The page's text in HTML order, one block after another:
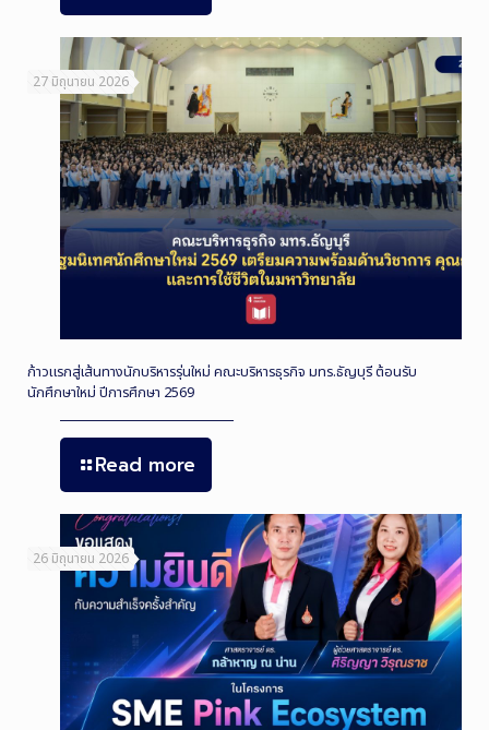
27 มิถุนายน 2026
ก้าวแรกสู่เส้นทางนักบริหารรุ่นใหม่ คณะบริหารธุรกิจ มทร.ธัญบุรี ต้อนรับ
นักศึกษาใหม่ ปีการศึกษา 2569
Read more
26 มิถุนายน 2026